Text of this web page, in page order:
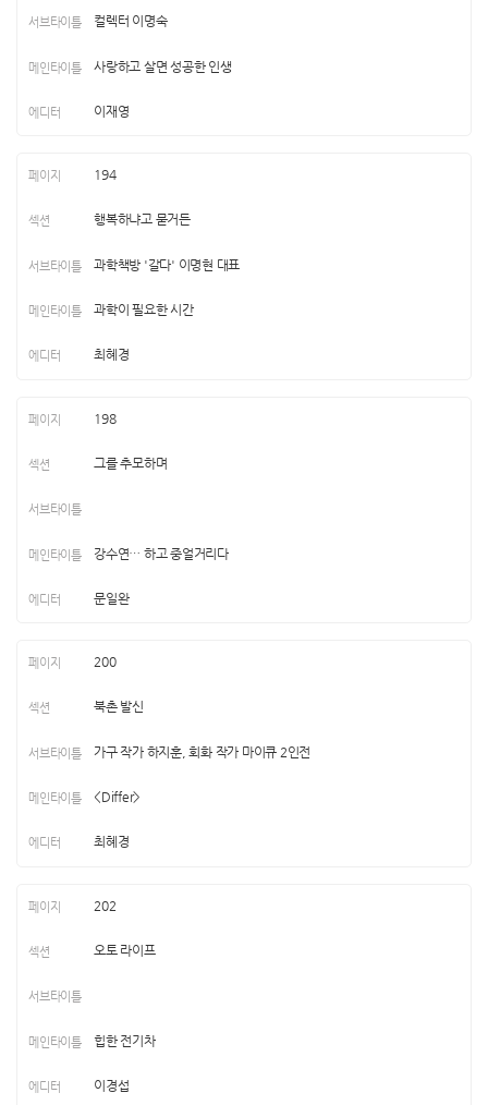
컬렉터 이명숙
사랑하고 살면 성공한 인생
이재영
194
행복하냐고 묻거든
과학책방 '갈다' 이명현 대표
과학이 필요한 시간
최혜경
198
그를 추모하며
강수연… 하고 중얼거리다
문일완
200
북촌 발신
가구 작가 하지훈, 회화 작가 마이큐 2인전
<Differ>
최혜경
202
오토 라이프
힙한 전기차
이경섭